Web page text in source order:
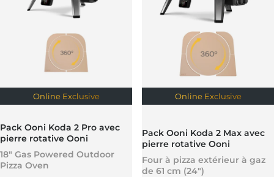
Online Exclusive
Pack Ooni Koda 2 Pro avec
pierre rotative Ooni
18" Gas Powered Outdoor
Pizza Oven
Online Exclusive
Pack Ooni Koda 2 Max avec
pierre rotative Ooni
Four à pizza extérieur à gaz
de 61 cm (24")